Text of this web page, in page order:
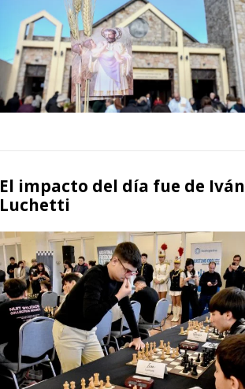
El impacto del día fue de Iván
Luchetti